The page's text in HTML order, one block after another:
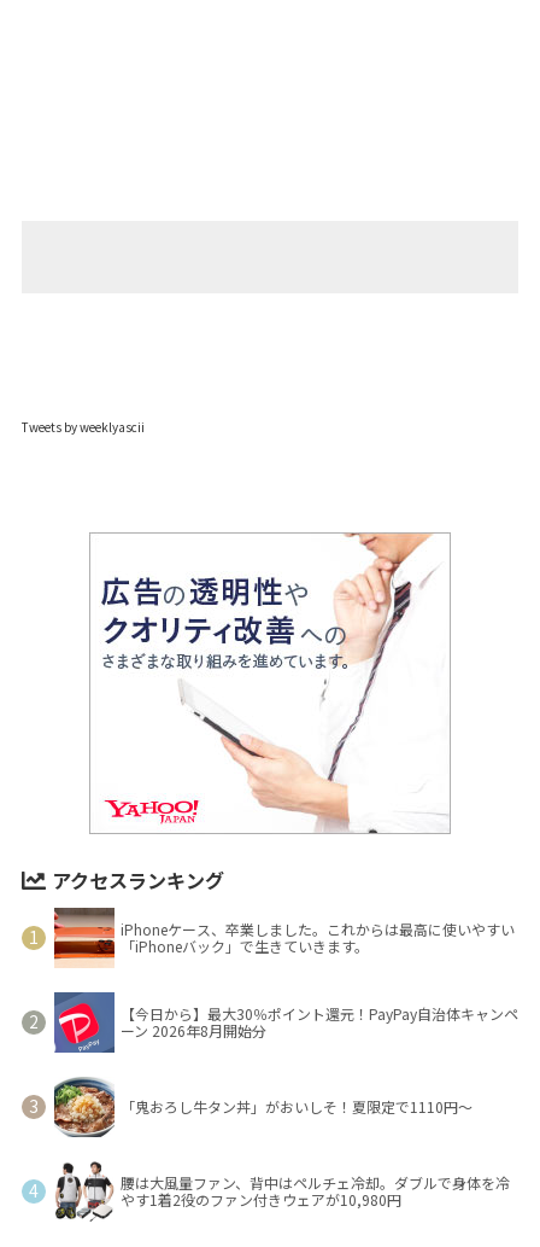
Tweets by weeklyascii
アクセスランキング
iPhoneケース、卒業しました。これからは最高に使いやすい
「iPhoneバック」で生きていきます。
【今日から】最大30％ポイント還元！PayPay自治体キャンペ
ーン 2026年8月開始分
「鬼おろし牛タン丼」がおいしそ！夏限定で1110円～
腰は大風量ファン、背中はペルチェ冷却。ダブルで身体を冷
やす1着2役のファン付きウェアが10,980円